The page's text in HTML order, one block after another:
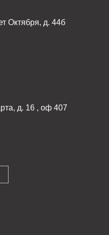
Октября, д. 44б
д. 16 , оф 407